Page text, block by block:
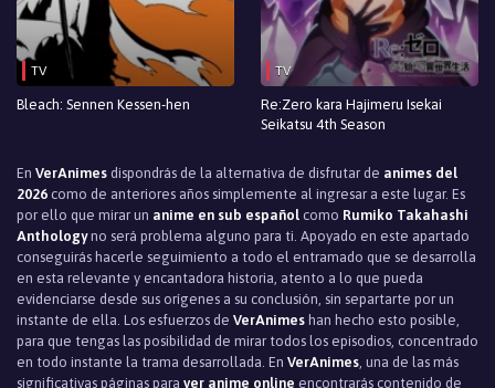
TV
Bleach: Sennen Kessen-hen
TV
Re:Zero kara Hajimeru Isekai
Seikatsu 4th Season
En VerAnimes dispondrás de la alternativa de disfrutar de animes del
2026 como de anteriores años simplemente al ingresar a este lugar. Es
por ello que mirar un anime en sub español como Rumiko Takahashi
Anthologyno será problema alguno para ti. Apoyado en este apartado
conseguirás hacerle seguimiento a todo el entramado que se desarrolla
en esta relevante y encantadora historia, atento a lo que pueda
evidenciarse desde sus orígenes a su conclusión, sin separtarte por un
instante de ella. Los esfuerzos de VerAnimes han hecho esto posible,
para que tengas las posibilidad de mirar todos los episodios, concentrado
en todo instante la trama desarrollada. En VerAnimes , una de las más
significativas páginas para ver anime online encontrarás contenido de